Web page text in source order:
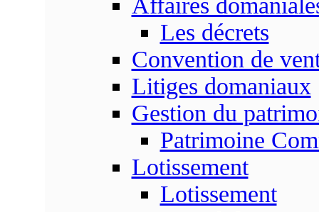
Affaires
Les décrets
Convention de
Litiges domaniaux
Gestion du
Patrimoine
Lotissement
Lotissement